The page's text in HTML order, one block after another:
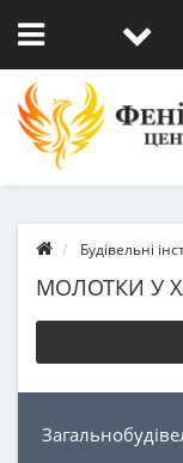
Будівельні
МОЛОТКИ У